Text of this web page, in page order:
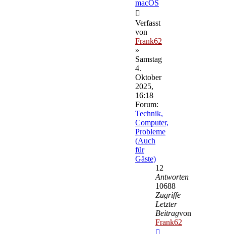
macOS
Verfasst
von
Frank62
»
Samstag
4.
Oktober
2025,
16:18
Forum:
Technik,
Computer,
Probleme
(Auch
für
Gäste)
12
Antworten
10688
Zugriffe
Letzter
Beitragvon
Frank62